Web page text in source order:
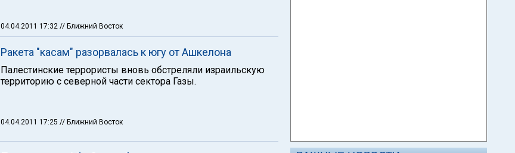
04.04.2011 17:32 // Ближний Восток
Ракета "касам" разорвалась к югу от Ашкелона
Палестинские террористы вновь обстреляли израильскую
территорию с северной части сектора Газы.
04.04.2011 17:25 // Ближний Восток